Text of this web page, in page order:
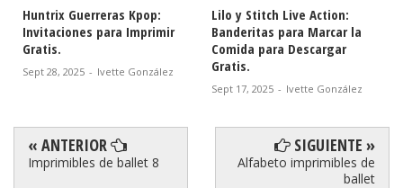
Huntrix Guerreras Kpop:
Invitaciones para Imprimir
Gratis.
Sept 28, 2025 - Ivette González
Lilo y Stitch Live Action:
Banderitas para Marcar la
Comida para Descargar
Gratis.
Sept 17, 2025 - Ivette González
« ANTERIOR
Imprimibles de ballet 8
SIGUIENTE »
Alfabeto imprimibles de
ballet